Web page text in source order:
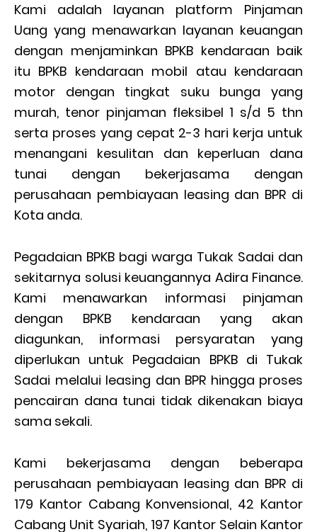
Kami adalah layanan platform Pinjaman
Uang yang menawarkan layanan keuangan
dengan menjaminkan BPKB kendaraan baik
itu BPKB kendaraan mobil atau kendaraan
motor dengan tingkat suku bunga yang
murah, tenor pinjaman fleksibel 1 s/d 5 thn
serta proses yang cepat 2-3 hari kerja untuk
menangani kesulitan dan keperluan dana
tunai dengan bekerjasama dengan
perusahaan pembiayaan leasing dan BPR di
Kota anda.
Pegadaian BPKB bagi warga Tukak Sadai dan
sekitarnya solusi keuangannya Adira Finance.
Kami menawarkan informasi pinjaman
dengan BPKB kendaraan yang akan
diagunkan, informasi persyaratan yang
diperlukan untuk Pegadaian BPKB di Tukak
Sadai melalui leasing dan BPR hingga proses
pencairan dana tunai tidak dikenakan biaya
sama sekali.
Kami bekerjasama dengan beberapa
perusahaan pembiayaan leasing dan BPR di
179 Kantor Cabang Konvensional, 42 Kantor
Cabang Unit Syariah, 197 Kantor Selain Kantor